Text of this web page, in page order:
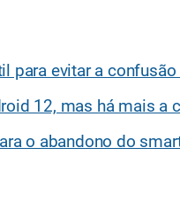
para evitar a
12, mas há mais a
o abandono do